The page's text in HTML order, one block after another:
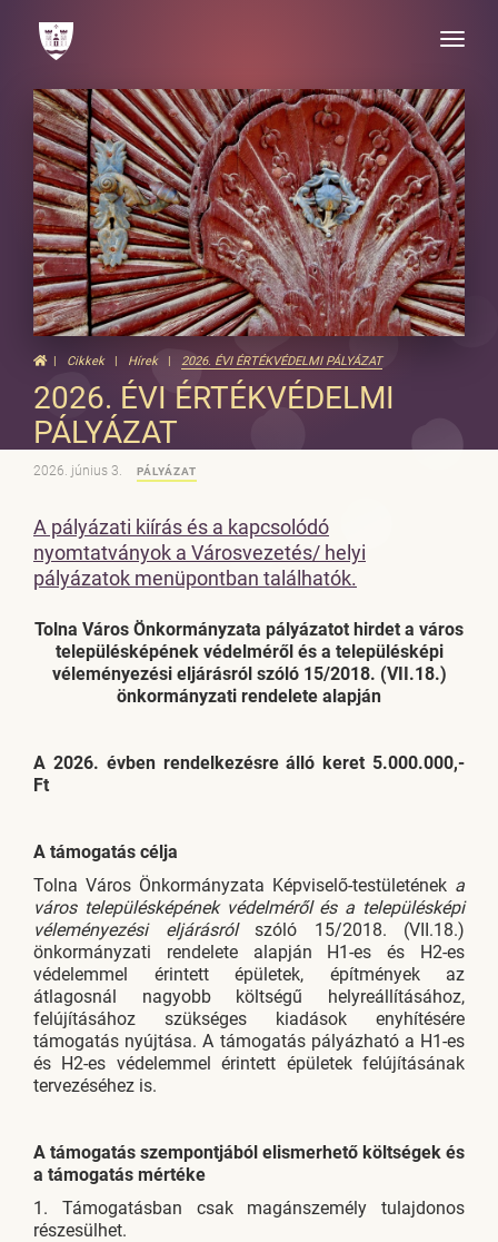
Toggle
Cikkek Hírek 2026. ÉVI ÉRTÉKVÉDELMI PÁLYÁZAT
2026. ÉVI ÉRTÉKVÉDELMI
PÁLYÁZAT
2026. június 3. PÁLYÁZAT
A pályázati kiírás és a kapcsolódó
nyomtatványok a Városvezetés/ helyi
pályázatok menüpontban találhatók.
Tolna Város Önkormányzata pályázatot hirdet a város
településképének védelméről és a településképi
véleményezési eljárásról szóló 15/2018. (VII.18.)
önkormányzati rendelete alapján
A 2026. évben rendelkezésre álló keret 5.000.000,-
Ft
A támogatás célja
Tolna Város Önkormányzata Képviselő-testületének a
város településképének védelméről és a településképi
véleményezési eljárásrólszóló 15/2018. (VII.18.)
önkormányzati rendelete alapján H1-es és H2-es
védelemmel érintett épületek, építmények az
átlagosnál nagyobb költségű helyreállításához,
felújításához szükséges kiadások enyhítésére
támogatás nyújtása. A támogatás pályázható a H1-es
és H2-es védelemmel érintett épületek felújításának
tervezéséhez is.
A támogatás szempontjából elismerhető költségek és
a támogatás mértéke
1. Támogatásban csak magánszemély tulajdonos
részesülhet.